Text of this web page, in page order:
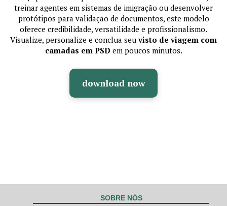
treinar agentes em sistemas de imigração ou desenvolver
protótipos para validação de documentos, este modelo
oferece credibilidade, versatilidade e profissionalismo.
Visualize, personalize e conclua seuvisto de viagem com
camadas em PSD em poucos minutos.
download now
SOBRE NÓS